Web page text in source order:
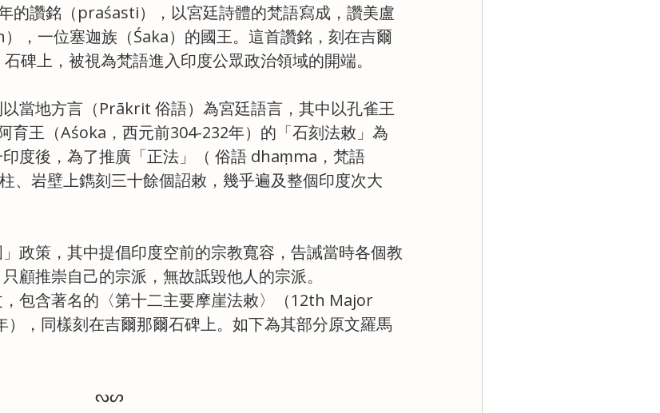
的讚銘（praśasti），以宮廷詩體的梵語寫成，讚美盧
，一位塞迦族（Śaka）的國王。這首讚銘，刻在吉爾
碑上，被視為梵語進入印度公眾政治領域的開端。
當地方言（Prākrit 俗語）為宮廷語言，其中以孔雀王
育王（Aśoka，西元前304-232年）的「石刻法敕」為
度後，為了推廣「正法」（ 俗語 dhaṃma，梵語
、岩壁上鐫刻三十餘個詔敕，幾乎遍及整個印度次大
政策，其中提倡印度空前的宗教寬容，告誡當時各個教
顧推崇自己的宗派，無故詆毀他人的宗派。
包含著名的〈第十二主要摩崖法敕〉（12th Major
），同樣刻在吉爾那爾石碑上。如下為其部分原文羅馬
ㅤㅤㅤㅤㅤㅤㅤㅤㅤ ᔓᔕ